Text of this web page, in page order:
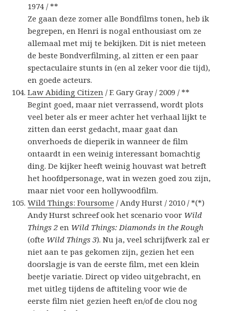
1974 / **
Ze gaan deze zomer alle Bondfilms tonen, heb ik
begrepen, en Henri is nogal enthousiast om ze
allemaal met mij te bekijken. Dit is niet meteen
de beste Bondverfilming, al zitten er een paar
spectaculaire stunts in (en al zeker voor die tijd),
en goede acteurs.
Law Abiding Citizen / F. Gary Gray / 2009 / **
Begint goed, maar niet verrassend, wordt plots
veel beter als er meer achter het verhaal lijkt te
zitten dan eerst gedacht, maar gaat dan
onverhoeds de dieperik in wanneer de film
ontaardt in een weinig interessant bomachtig
ding. De kijker heeft weinig houvast wat betreft
het hoofdpersonage, wat in wezen goed zou zijn,
maar niet voor een hollywoodfilm.
Wild Things: Foursome / Andy Hurst / 2010 / *(*)
Andy Hurst schreef ook het scenario voor Wild
Things 2 en Wild Things: Diamonds in the Rough
(ofte Wild Things 3). Nu ja, veel schrijfwerk zal er
niet aan te pas gekomen zijn, gezien het een
doorslagje is van de eerste film, met een klein
beetje variatie. Direct op video uitgebracht, en
met uitleg tijdens de aftiteling voor wie de
eerste film niet gezien heeft en/of de clou nog